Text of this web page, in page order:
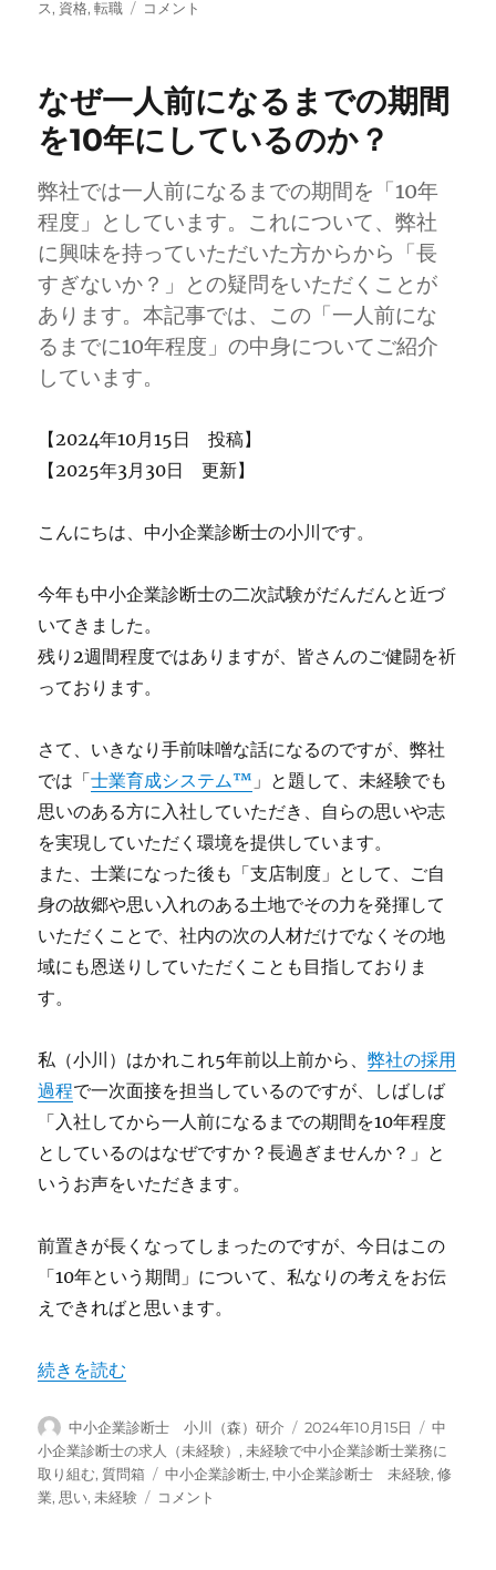
者
ス, 資格,転職
中
診
士
求
人
報
ま
と
め
（2025
年
に
コメント
なぜ一人前になるまでの期間
を10年にしているのか？
弊社では一人前になるまでの期間を「10年
程度」としています。これについて、弊社
に興味を持っていただいた方からから「長
すぎないか？」との疑問をいただくことが
あります。本記事では、この「一人前にな
るまでに10年程度」の中身についてご紹介
しています。
【2024年10月15日 投稿】
【2025年3月30日 更新】
こんにちは、中小企業診断士の小川です。
今年も中小企業診断士の二次試験がだんだんと近づ
いてきました。
残り2週間程度ではありますが、皆さんのご健闘を祈
っております。
さて、いきなり手前味噌な話になるのですが、弊社
では「士業育成システム™ 」と題して、未経験でも
思いのある方に入社していただき、自らの思いや志
を実現していただく環境を提供しています。
また、士業になった後も「支店制度」として、ご自
身の故郷や思い入れのある土地でその力を発揮して
いただくことで、社内の次の人材だけでなくその地
域にも恩送りしていただくことも目指しておりま
す。
私（小川）はかれこれ5年前以上前から、弊社の採用
過程で一次面接を担当しているのですが、しばしば
「入社してから一人前になるまでの期間を10年程度
としているのはなぜですか？長過ぎませんか？」と
いうお声をいただきます。
前置きが長くなってしまったのですが、今日はこの
「10年という期間」について、私なりの考えをお伝
えできればと思います。
“なぜ一人前になるまでの期間を10年にしているのか？”
続きを読む
投
稿
者
中小企業診断士 小川（森）研介
投
稿
日:
2024年10月15日
カ
テ
ゴ
中
小企業診断士の求人（未経験）,未経験で中小企業診断士業務に
取り組む,質問箱
タ
グ
中小企業診断士,中小企業診断士 未経験,修
業,思い,未経験
な
コメント